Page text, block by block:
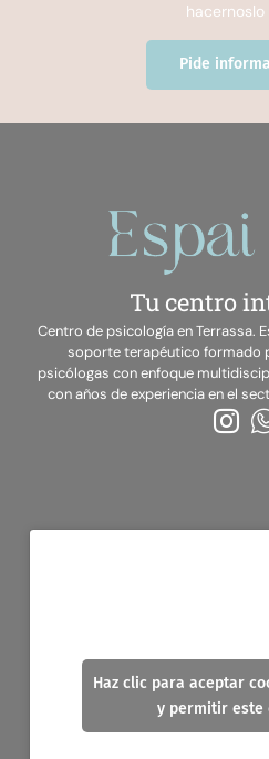
Pide
Tu centro
Centro de psicología en Terrassa.
soporte terapéutico formado
psicólogas con enfoque
con años de experiencia en el
Haz clic para aceptar
y permitir este